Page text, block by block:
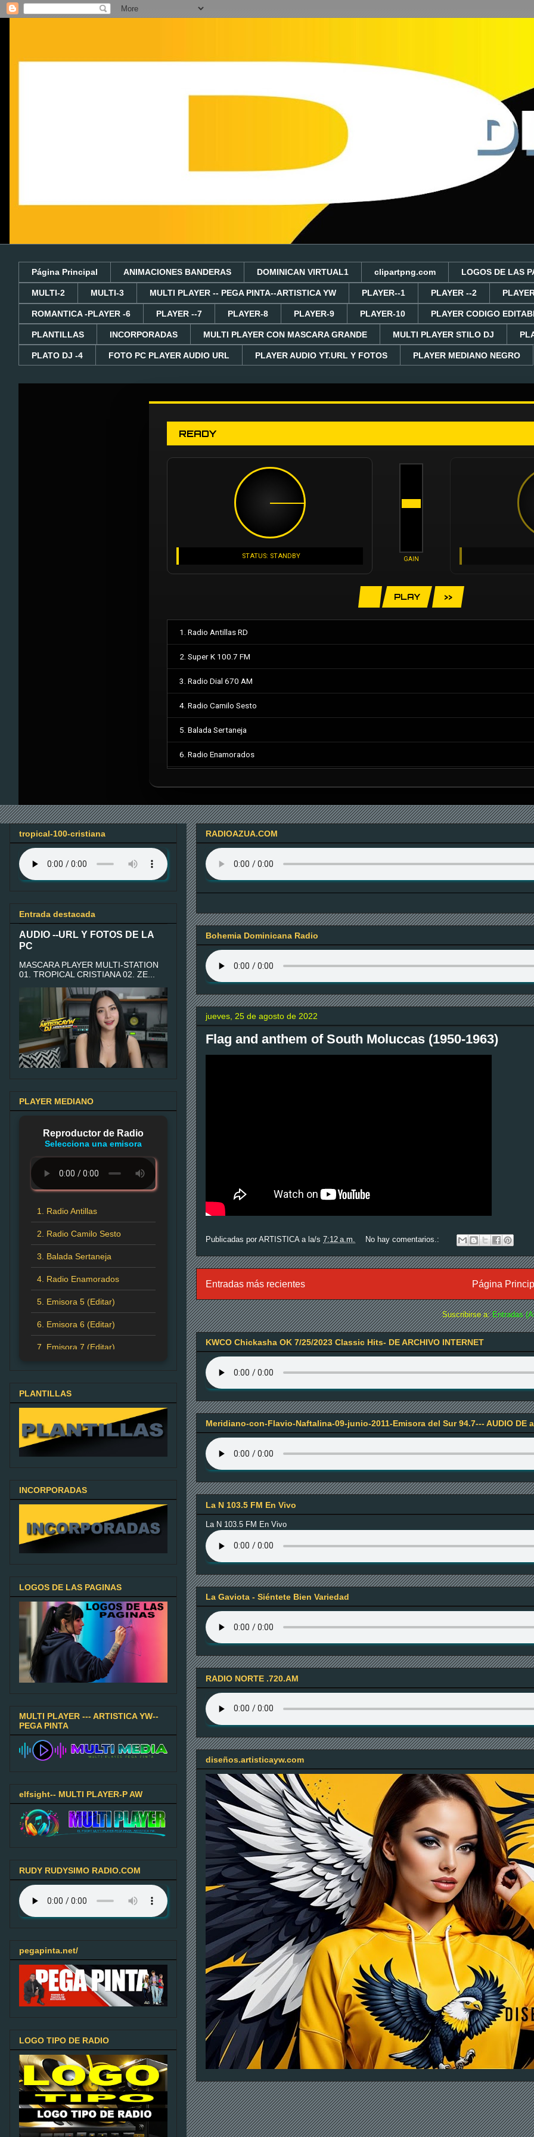
Página Principal ANIMACIONES BANDERAS DOMINICAN VIRTUAL1 clipartpng.com LOGOS DE LAS
MULTI-2 MULTI-3 MULTI PLAYER -- PEGA PINTA--ARTISTICA YW PLAYER--1 PLAYER --2
ROMANTICA -PLAYER -6 PLAYER --7 PLAYER-8 PLAYER-9 PLAYER-10 PLAYER CODIGO
PLANTILLAS INCORPORADAS MULTI PLAYER CON MASCARA GRANDE MULTI PLAYER STILO DJ
PLATO DJ -4 FOTO PC PLAYER AUDIO URL PLAYER AUDIO YT.URL Y FOTOS PLAYER MEDIANO NEGRO
READY
STATUS: STANDBY GAIN
PLAY >>
1. Radio Antillas RD
2. Super K 100.7 FM
3. Radio Dial 670 AM
4. Radio Camilo Sesto
5. Balada Sertaneja
6. Radio Enamorados
RADIOAZUA.COM
Bohemia Dominicana Radio
jueves, 25 de agosto de 2022
Flag and anthem of South Moluccas (1950-1963)
Publicadas por ARTISTICA a la/s 7:12 a.m. No hay comentarios.:
Entradas más recientes Página
Suscribirse a:Entradas
KWCO Chickasha OK 7/25/2023 Classic Hits- DE ARCHIVO INTERNET
Meridiano-con-Flavio-Naftalina-09-junio-2011-Emisora del Sur 94.7--- AUDIO DE
La N 103.5 FM En Vivo
La N 103.5 FM En Vivo
La Gaviota - Siéntete Bien Variedad
RADIO NORTE .720.AM
diseños.artisticayw.com
tropical-100-cristiana
Entrada destacada
AUDIO --URL Y FOTOS DE LA
PC
MASCARA PLAYER MULTI-STATION
01. TROPICAL CRISTIANA 02. ZE...
PLAYER MEDIANO
Reproductor de Radio
Selecciona una emisora
1. Radio Antillas
2. Radio Camilo Sesto
3. Balada Sertaneja
4. Radio Enamorados
5. Emisora 5 (Editar)
6. Emisora 6 (Editar)
7. Emisora 7 (Editar)
PLANTILLAS
INCORPORADAS
LOGOS DE LAS PAGINAS
MULTI PLAYER --- ARTISTICA YW--
PEGA PINTA
elfsight-- MULTI PLAYER-P AW
RUDY RUDYSIMO RADIO.COM
pegapinta.net/
LOGO TIPO DE RADIO